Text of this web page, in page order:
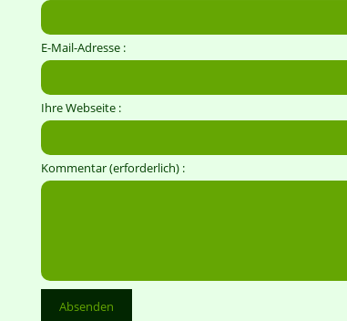
E-Mail-Adresse :
Ihre Webseite :
Kommentar (erforderlich) :